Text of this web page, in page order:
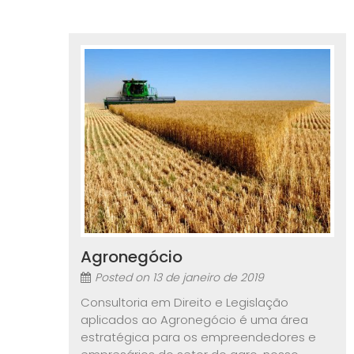
Agronegócio
Posted on 13 de janeiro de 2019
Consultoria em Direito e Legislação
aplicados ao Agronegócio é uma área
estratégica para os empreendedores e